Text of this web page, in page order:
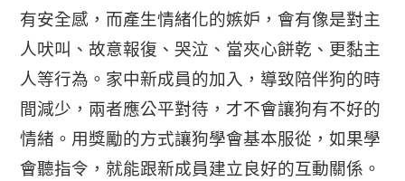
有安全感，而產生情緒化的嫉妒，會有像是對主
人吠叫、故意報復、哭泣、當夾心餅乾、更黏主
人等行為。 家中新成員的加入，導致陪伴狗的時
間減少，兩者應公平對待，才不會讓狗有不好的
情緒。用獎勵的方式讓狗學會基本服從，如果學
會聽指令，就能跟新成員建立良好的互動關係。